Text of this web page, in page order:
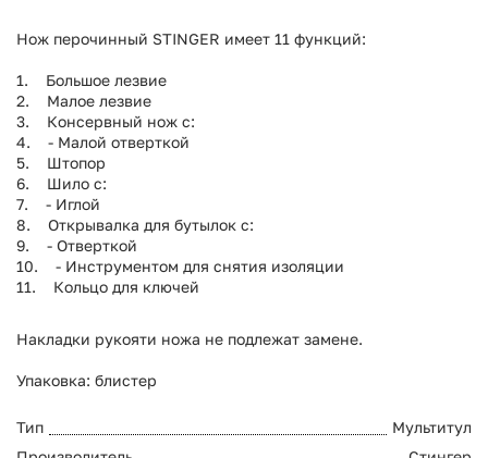
Нож перочинный STINGER имеет 11 функций:
1. Большое лезвие
2. Малое лезвие
3. Консервный нож с:
4. - Малой отверткой
5. Штопор
6. Шило с:
7. - Иглой
8. Открывалка для бутылок с:
9. - Отверткой
10. - Инструментом для снятия изоляции
11. Кольцо для ключей
Накладки рукояти ножа не подлежат замене.
Упаковка: блистер
Тип
Мультитул